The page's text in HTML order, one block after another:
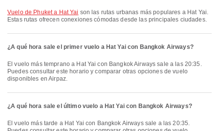
Vuelo de Phuket a Hat Yai son las rutas urbanas más populares a Hat Yai.
Estas rutas ofrecen conexiones cómodas desde las principales ciudades.
¿A qué hora sale el primer vuelo a Hat Yai con Bangkok Airways?
El vuelo más temprano a Hat Yai con Bangkok Airways sale a las 20:35.
Puedes consultar este horario y comparar otras opciones de vuelo
disponibles en Airpaz.
¿A qué hora sale el último vuelo a Hat Yai con Bangkok Airways?
El vuelo más tarde a Hat Yai con Bangkok Airways sale a las 20:35.